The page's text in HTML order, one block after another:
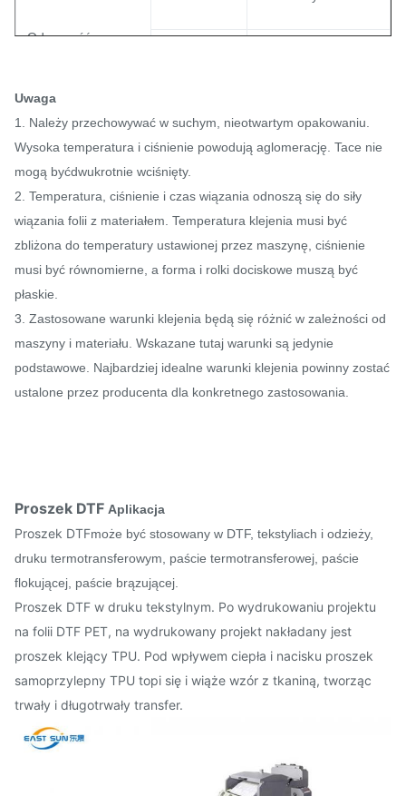
Odporność na
Uwaga
1. Należy przechowywać w suchym, nieotwartym opakowaniu.
Wysoka temperatura i ciśnienie powodują aglomerację. Tace nie
mogą byćdwukrotnie wciśnięty.
2. Temperatura, ciśnienie i czas wiązania odnoszą się do siły
wiązania folii z materiałem. Temperatura klejenia musi być
zbliżona do temperatury ustawionej przez maszynę, ciśnienie
musi być równomierne, a forma i rolki dociskowe muszą być
płaskie.
3. Zastosowane warunki klejenia będą się różnić w zależności od
maszyny i materiału. Wskazane tutaj warunki są jedynie
podstawowe. Najbardziej idealne warunki klejenia powinny zostać
ustalone przez producenta dla konkretnego zastosowania.
Proszek DTF Aplikacja
Proszek DTFmoże być stosowany w DTF, tekstyliach i odzieży,
druku termotransferowym, paście termotransferowej, paście
flokującej, paście brązującej.
Proszek DTF w druku tekstylnym. Po wydrukowaniu projektu
na folii DTF PET, na wydrukowany projekt nakładany jest
proszek klejący TPU. Pod wpływem ciepła i nacisku proszek
samoprzylepny TPU topi się i wiąże wzór z tkaniną, tworząc
trwały i długotrwały transfer.